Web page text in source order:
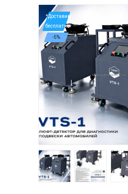
*Доставим
бесплатно
-5%